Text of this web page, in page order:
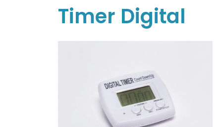
Timer Digital